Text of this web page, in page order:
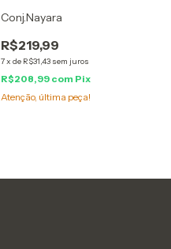
Conj.Nayara
R$219,99
7x de R$31,43 sem juros
R$208,99 com Pix
Atenção, última peça!